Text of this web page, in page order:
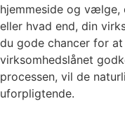
hjemmeside og vælge,
eller hvad end, din
du gode chancer for
virksomhedslånet
processen, vil de
uforpligtende.